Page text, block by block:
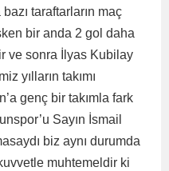
taraftarların maç
bir anda 2 gol daha
ve sonra İlyas Kubilay
yılların takımı
genç bir takımla fark
Sayın İsmail
biz aynı durumda
muhtemeldir ki